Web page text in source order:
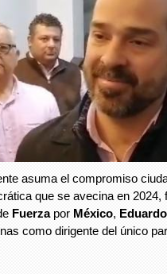
asuma el compromiso
que se avecina en 2024,
Fuerzapor México, Eduardo
como dirigente del único